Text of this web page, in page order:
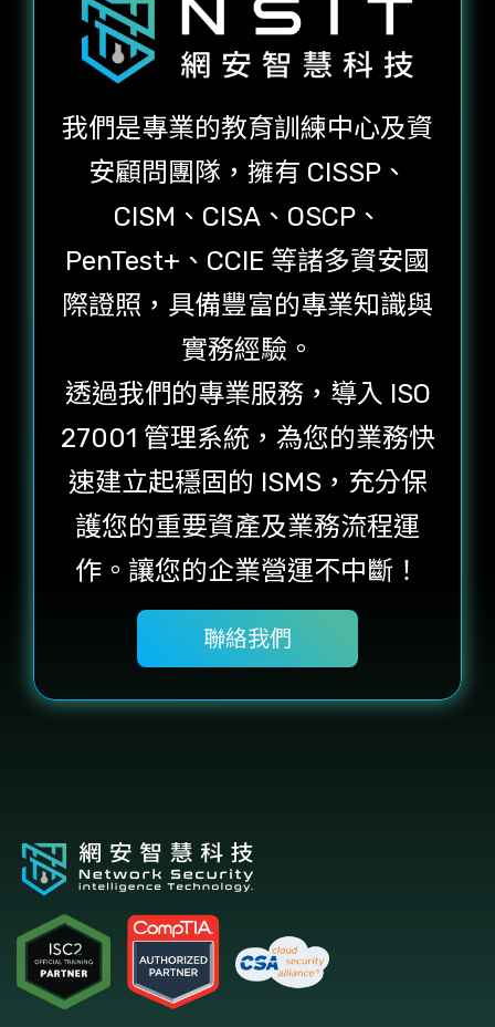
我們是專業的教育訓練中心及資
安顧問團隊，擁有 CISSP、
CISM、CISA、OSCP、
PenTest+、CCIE 等諸多資安國
際證照，具備豐富的專業知識與
實務經驗。
透過我們的專業服務，導入 ISO
27001 管理系統，為您的業務快
速建立起穩固的 ISMS，充分保
護您的重要資產及業務流程運
作。讓您的企業營運不中斷！
聯絡我們